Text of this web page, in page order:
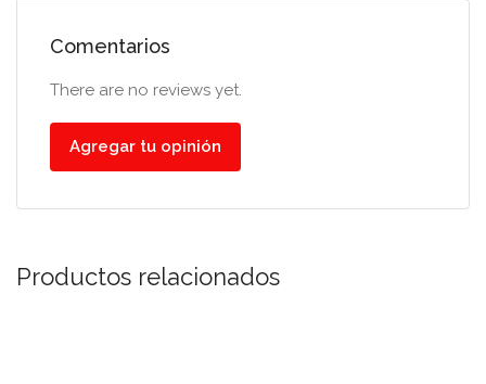
Comentarios
There are no reviews yet.
Agregar tu opinión
Productos relacionados